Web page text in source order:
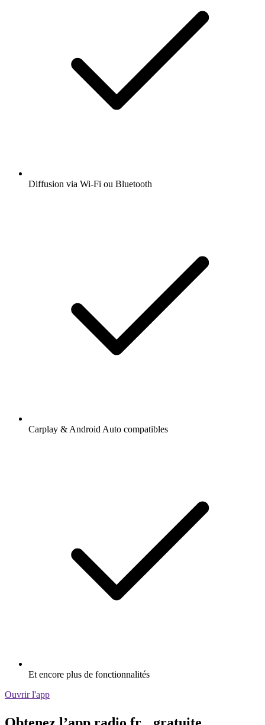
Diffusion via Wi-Fi ou Bluetooth
Carplay & Android Auto compatibles
Et encore plus de fonctionnalités
Ouvrir l'app